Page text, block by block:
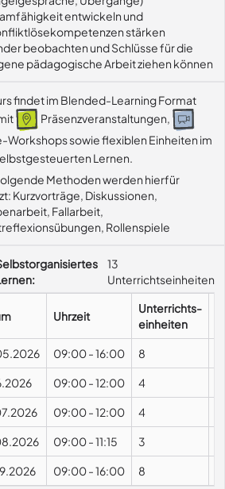
entwickeln und
stärken
beobachten und Schlüsse für die
pädagogische Arbeit ziehen können
findet im Blended-Learning Format
Präsenzveranstaltungen,
Workshops sowie flexiblen Einheiten im
Lernen.
Methoden werden hierfür
Kurzvorträge, Diskussionen,
Fallarbeit,
Rollenspiele
13
Unterrichtseinheiten
Uhrzeit
Unterrichts-
einheiten
09:00-16:00 8
09:00-12:00 4
09:00-12:00 4
09:00-11:15 3
09:00-16:00 8